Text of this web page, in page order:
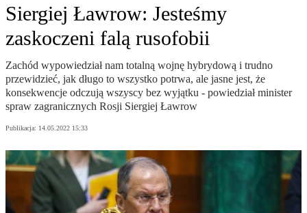
Siergiej Ławrow: Jesteśmy
zaskoczeni falą rusofobii
Zachód wypowiedział nam totalną wojnę hybrydową i trudno
przewidzieć, jak długo to wszystko potrwa, ale jasne jest, że
konsekwencje odczują wszyscy bez wyjątku - powiedział minister
spraw zagranicznych Rosji Siergiej Ławrow
Publikacja: 14.05.2022 15:33